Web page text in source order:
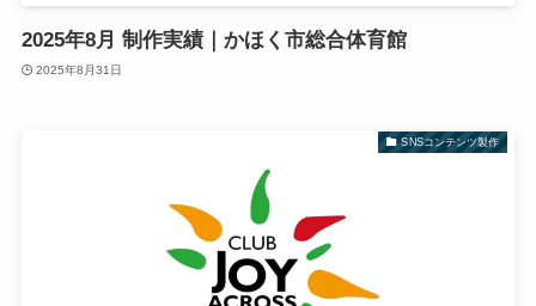
2025年8月 制作実績｜かほく市総合体育館
2025年8月31日
SNSコンテンツ製作